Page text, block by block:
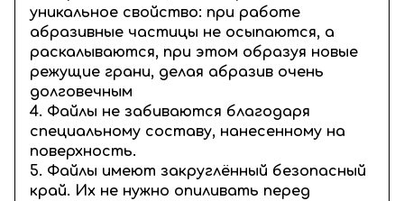
уникальное свойство: при работе
абразивные частицы не осыпаются, а
раскалываются, при этом образуя новые
режущие грани, делая абразив очень
долговечным
4. Файлы не забиваются благодаря
специальному составу, нанесенному на
поверхность.
5. Файлы имеют закруглённый безопасный
край. Их не нужно опиливать перед